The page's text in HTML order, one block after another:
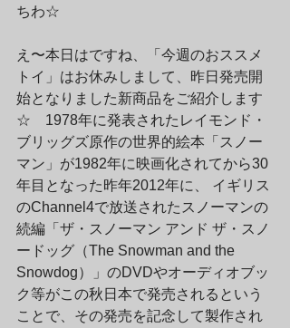
ちわ☆
え〜本日はですね、「今週のおススメ
トイ」はお休みしまして、昨日発売開
始となりました新商品をご紹介します
☆　1978年に発表されたレイモンド・
ブリッグズ原作の世界的絵本「スノー
マン」が1982年に映画化されてから30
年目となった昨年2012年に、 イギリス
のChannel4で放送されたスノーマンの
続編「ザ・スノーマン アンド ザ・スノ
ードッグ（The Snowman and the
Snowdog）」のDVDやオーディオブッ
ク等がこの秋日本で発売されるという
ことで、その発売を記念して製作され